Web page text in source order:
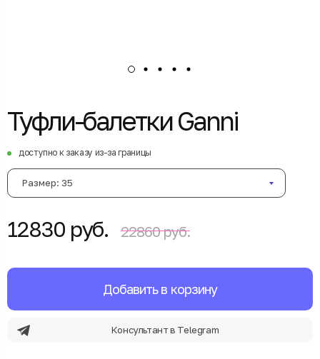
Туфли-балетки Ganni
доступно к заказу из-за границы
Размер: 35
12830 руб. 22860 руб.
Добавить в корзину
Консультант в Telegram